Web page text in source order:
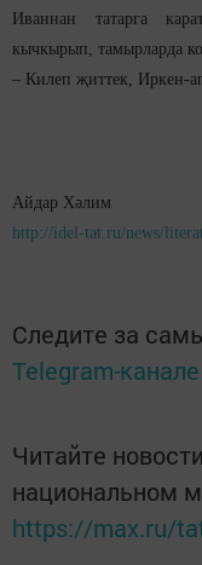
Иваннан татарга
кычкырып, тамырларда
– Килеп җиттек, Иркен-
Айдар Хәлим
http://idel-tat.ru/news/
Следите за
Telegram-канале
Читайте
национальном
https://max.ru/